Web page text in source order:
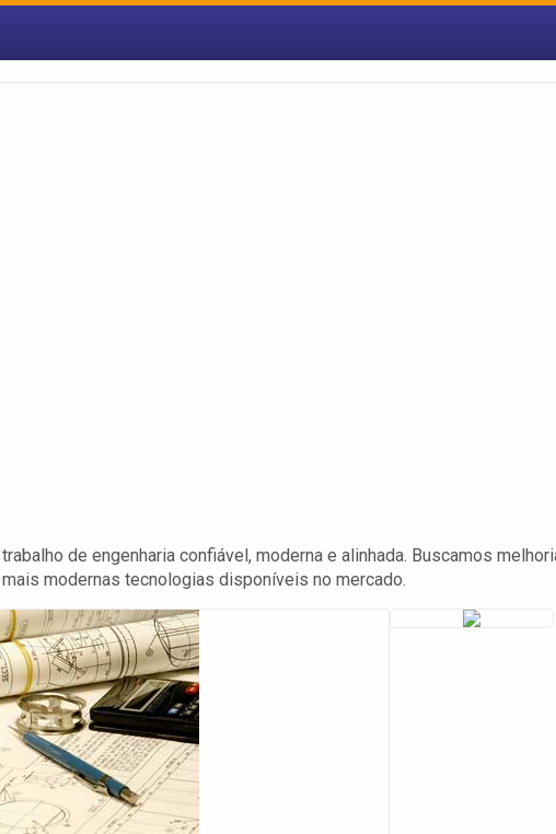
de engenharia confiável, moderna e alinhada. Buscamos
modernas tecnologias disponíveis no mercado.